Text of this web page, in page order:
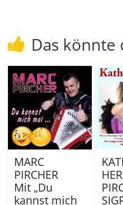
Das könnte
MARC
PIRCHER
Mit „Du
kannst mich